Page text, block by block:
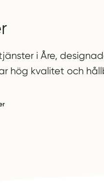
i Åre,
hög kvalitet och